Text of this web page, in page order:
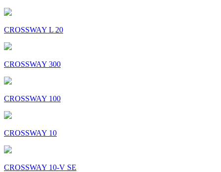
CROSSWAY L 20
CROSSWAY 300
CROSSWAY 100
CROSSWAY 10
CROSSWAY 10-V SE